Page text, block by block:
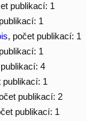
publikací: 1
1
, počet publikací: 1
1
4
publikací: 1
publikací: 2
publikací: 1